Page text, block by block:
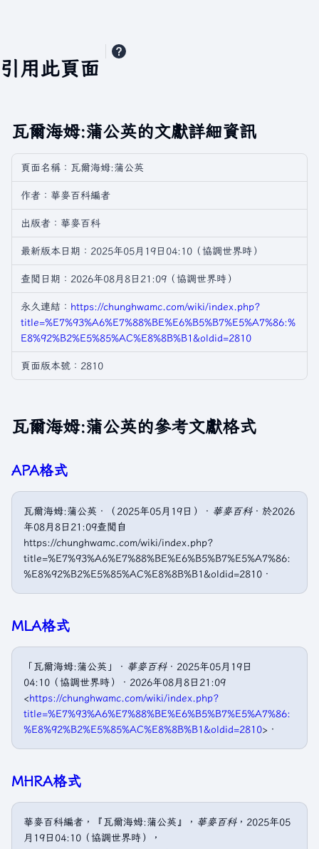
引用此頁面
瓦爾海姆:蒲公英的文獻詳細資訊
頁面名稱：瓦爾海姆:蒲公英
作者：華麥百科編者
出版者：華麥百科
最新版本日期：2025年05月19日04:10（協調世界時）
查閲日期：2026年08月8日21:09（協調世界時）
永久連結： https://chunghwamc.com/wiki/index.php?
title=%E7%93%A6%E7%88%BE%E6%B5%B7%E5%A7%86:%
E8%92%B2%E5%85%AC%E8%8B%B1&oldid=2810
頁面版本號：2810
瓦爾海姆:蒲公英的參考文獻格式
APA格式
瓦爾海姆:蒲公英．（2025年05月19日）． 華麥百科．於2026
年08月8日21:09查閲自
https://chunghwamc.com/wiki/index.php?
title=%E7%93%A6%E7%88%BE%E6%B5%B7%E5%A7%86:
%E8%92%B2%E5%85%AC%E8%8B%B1&oldid=2810．
MLA格式
「瓦爾海姆:蒲公英」． 華麥百科．2025年05月19日
04:10（協調世界時）．2026年08月8日21:09
<https://chunghwamc.com/wiki/index.php?
title=%E7%93%A6%E7%88%BE%E6%B5%B7%E5%A7%86:
%E8%92%B2%E5%85%AC%E8%8B%B1&oldid=2810>．
MHRA格式
華麥百科編者，『瓦爾海姆:蒲公英』， 華麥百科，2025年05
月19日04:10（協調世界時），